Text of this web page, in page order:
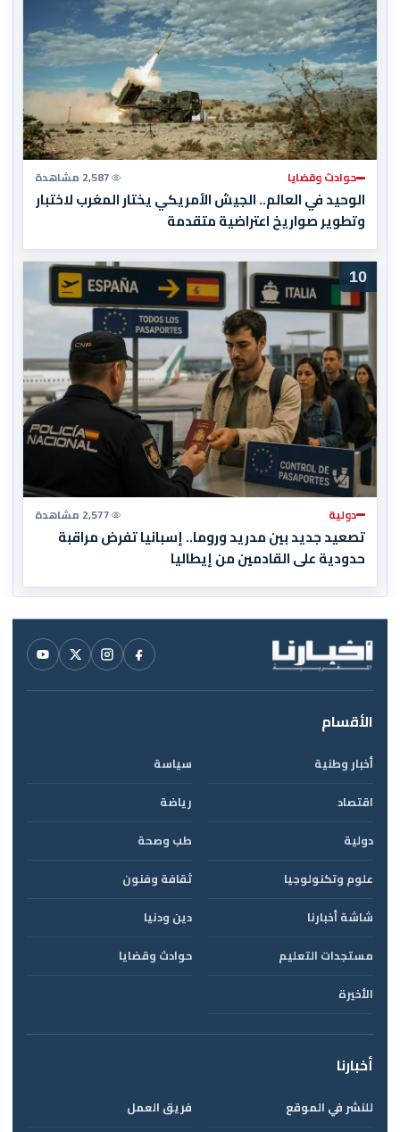
حوادث وقضايا 2,587 مشاهدة
الوحيد في العالم.. الجيش الأمريكي يختار المغرب لاختبار
وتطوير صواريخ اعتراضية متقدمة
10
دولية 2,577 مشاهدة
تصعيد جديد بين مدريد وروما.. إسبانيا تفرض مراقبة
حدودية على القادمين من إيطاليا
الأقسام
أخبار وطنية
سياسة
اقتصاد
رياضة
دولية
طب وصحة
علوم وتكنولوجيا
ثقافة وفنون
شاشة أخبارنا
دين ودنيا
مستجدات التعليم
حوادث وقضايا
الأخيرة
أخبارنا
للنشر في الموقع فريق العمل